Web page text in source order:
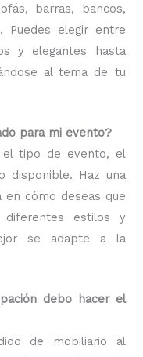
barras, bancos,
Puedes elegir entre
y elegantes hasta
al tema de tu
para mi evento?
el tipo de evento, el
disponible. Haz una
cómo deseas que
estilos y
se adapte a la
debo hacer el
de mobiliario al